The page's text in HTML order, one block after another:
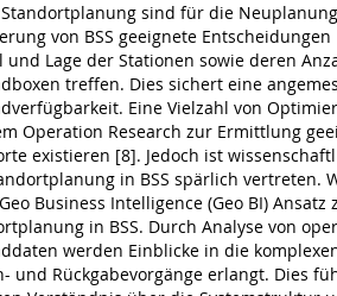
sind für die
von BSS geeignete
und Lage der Stationen sowie deren
treffen. Dies sichert eine
Eine Vielzahl von
Operation Research zur Ermittlung
existieren [8]. Jedoch ist
in BSS spärlich vertreten.
Business Intelligence (Geo BI) Ansatz
in BSS. Durch Analyse von
werden Einblicke in die
und Rückgabevorgänge erlangt. Dies